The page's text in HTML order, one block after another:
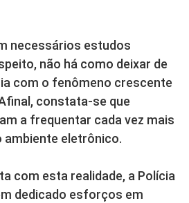
necessários estudos
não há como deixar de
com o fenômeno crescente
constata-se que
a frequentar cada vez mais
ambiente eletrônico.
com esta realidade, a Polícia
dedicado esforços em